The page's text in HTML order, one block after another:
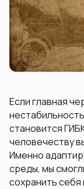
Если главная
становится
человечеству
Именно
среды, мы
сохранить себя